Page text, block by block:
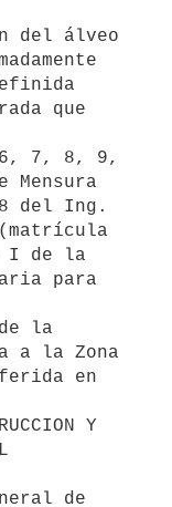
del álveo
que
7, 8, 9,
Mensura
del Ing.
I de la
para
la
a la Zona
en
Y
de